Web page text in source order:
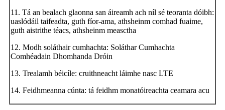
11. Tá an bealach glaonna san áireamh ach níl sé teoranta dóibh:
uaslódáil taifeadta, guth fíor-ama, athsheinm comhad fuaime,
guth aistrithe téacs, athsheinm measctha
12. Modh soláthair cumhachta: Soláthar Cumhachta
Comhéadain Dhomhanda Dróin
13. Trealamh béicíle: cruithneacht láimhe nasc LTE
14. Feidhmeanna cúnta: tá feidhm monatóireachta ceamara acu